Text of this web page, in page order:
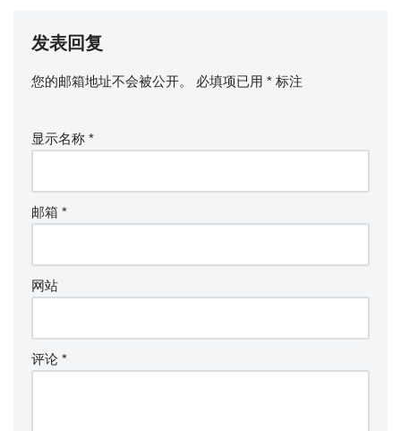
发表回复
您的邮箱地址不会被公开。 必填项已用 * 标注
显示名称 *
邮箱 *
网站
评论 *